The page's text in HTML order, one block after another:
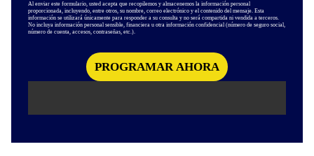
Al enviar este formulario, usted acepta que recopilemos y almacenemos la información personal
proporcionada, incluyendo, entre otros, su nombre, correo electrónico y el contenido del mensaje. Esta
información se utilizará únicamente para responder a su consulta y no será compartida ni vendida a terceros.
No incluya información personal sensible, financiera u otra información confidencial (número de seguro social,
número de cuenta, accesos, contraseñas, etc.).